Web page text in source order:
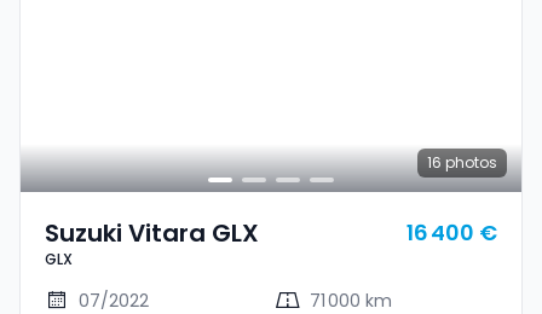
16 photos
Suzuki Vitara GLX
GLX
16 400 €
07/2022
71 000 km